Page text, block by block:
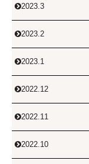
2023.3
2023.2
2023.1
2022.12
2022.11
2022.10